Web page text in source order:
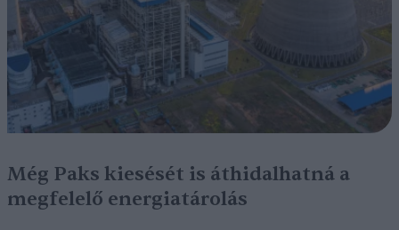
Még Paks kiesését is áthidalhatná a
megfelelő energiatárolás